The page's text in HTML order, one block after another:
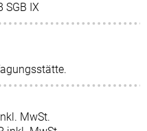
SGB IX
MwSt.